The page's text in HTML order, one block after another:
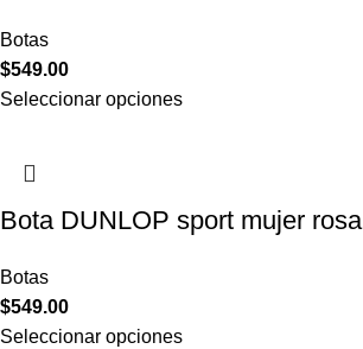
Botas
$549.00
Seleccionar opciones
Bota DUNLOP sport mujer rosa
Botas
$549.00
Seleccionar opciones